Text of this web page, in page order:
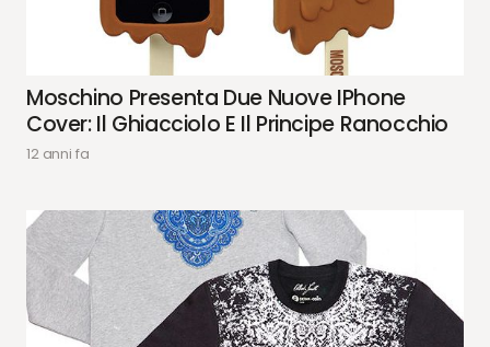
Moschino Presenta Due Nuove IPhone
Cover: Il Ghiacciolo E Il Principe Ranocchio
12 anni fa